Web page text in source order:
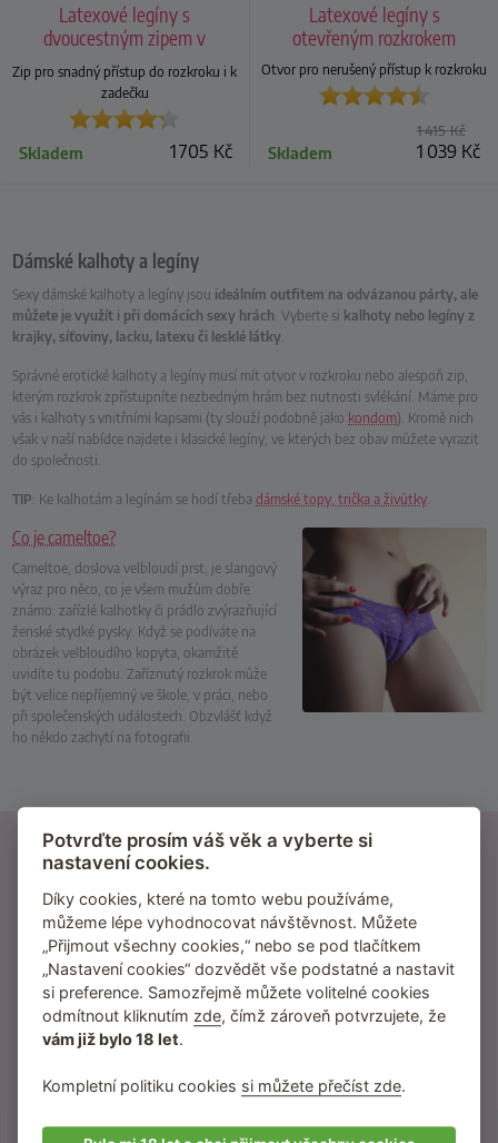
Latexové legíny s
dvoucestným zipem v
rozkroku, unisex
Zip pro snadný přístup do rozkroku i k
zadečku
1 705 Kč
Skladem
Latexové legíny s
otevřeným rozkrokem
Otvor pro nerušený přístup k rozkroku
1 415Kč
1 039 Kč
Skladem
Dámské kalhoty a legíny
Sexy dámské kalhoty a legíny jsou ideálním outfitem na odvázanou párty, ale
můžete je využít i při domácích sexy hrách . Vyberte si kalhoty nebo legíny z
krajky, síťoviny, lacku, latexu či lesklé látky
Správné erotické kalhoty a legíny musí mít otvor v rozkroku nebo alespoň zip,
kterým rozkrok zpřístupníte nezbedným hrám bez nutnosti svlékání. Máme pro
vás i kalhoty s vnitřními kapsami (ty slouží podobně jako kondom). Kromě nich
však v naší nabídce najdete i klasické legíny, ve kterých bez obav můžete vyrazit
do společnosti.
TIP: Ke kalhotám a legínám se hodí třeba dámské topy, trička a živůtky
Co je cameltoe?
Cameltoe, doslova velbloudí prst, je slangový
výraz pro něco, co je všem mužům dobře
známo: zařízlé kalhotky či prádlo zvýrazňující
ženské stydké pysky. Když se podíváte na
obrázek velbloudího kopyta, okamžitě
uvidíte tu podobu. Zaříznutý rozkrok může
být velice nepříjemný ve škole, v práci, nebo
při společenských událostech. Obzvlášť když
ho někdo zachytí na fotografii.
21500 recenzí
od reálných zákazníků
370 návodů
inspirace na nové praktiky
95 % zákazníků
nás dále doporučuje
je zásilka průměrně u vás
Potvrďte prosím váš věk a vyberte si
nastavení cookies.
Díky cookies, které na tomto webu používáme,
můžeme lépe vyhodnocovat návštěvnost. Můžete
„Přijmout všechny cookies,“ nebo se pod tlačítkem
„Nastavení cookies“ dozvědět vše podstatné a nastavit
si preference. Samozřejmě můžete volitelné cookies
odmítnout kliknutím zde, čímž zároveň potvrzujete, že
vám již bylo 18 let.
Kompletní politiku cookies si můžete přečíst zde.